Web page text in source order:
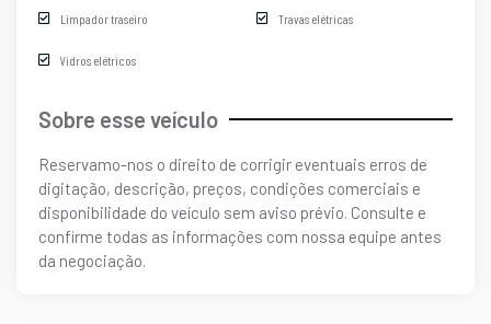
Limpador traseiro Travas elétricas
Vidros elétricos
Sobre esse veículo
Reservamo-nos o direito de corrigir eventuais erros de
digitação, descrição, preços, condições comerciais e
disponibilidade do veículo sem aviso prévio. Consulte e
confirme todas as informações com nossa equipe antes
da negociação.